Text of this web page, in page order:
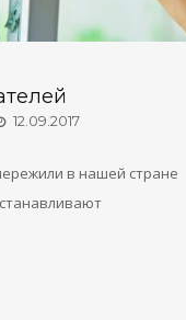
12.09.2017
в нашей стране